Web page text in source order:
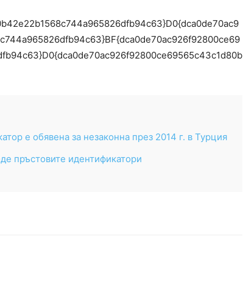
е обявена за незаконна през 2014 г. в Турция
пръстовите идентификатори